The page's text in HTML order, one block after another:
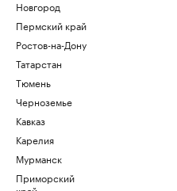
Новгород
Пермский край
Ростов-на-Дону
Татарстан
Тюмень
Черноземье
Кавказ
Карелия
Мурманск
Приморский